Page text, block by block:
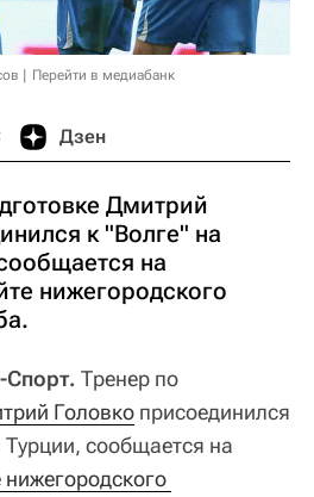
Перейти в медиабанк
Дзен
Дмитрий
к "Волге" на
на
нижегородского
Тренер по
Головко присоединился
Турции, сообщается на